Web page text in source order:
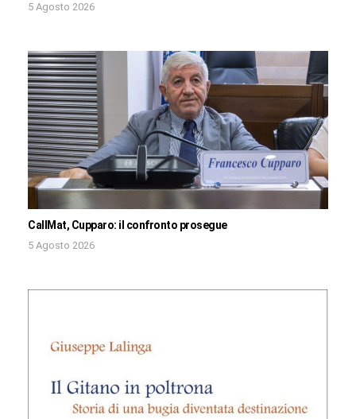
5 Agosto 2026
CallMat, Cupparo: il confronto prosegue
5 Agosto 2026